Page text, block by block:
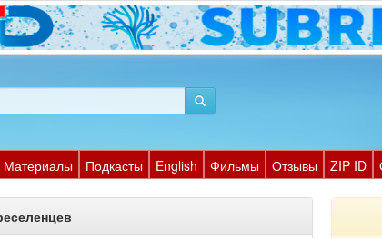
Материалы Подкасты English Фильмы Отзывы ZIP ID